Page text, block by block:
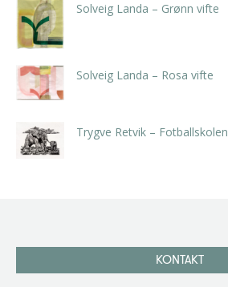
Solveig Landa – Grønn vifte
Solveig Landa – Rosa vifte
Trygve Retvik – Fotballskolen
KONTAKT